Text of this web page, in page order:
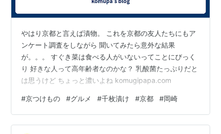
やはり京都と言えば漬物。 これを京都の友人たちにもア
ンケート調査をしながら 聞いてみたら意外な結果
が。。。 すぐき菜は食べる人がいないってことにびっく
り 好きな人って高年齢者なのかな？ 乳酸菌たっぷりだと
は思うけど ちょっと濃いよね komugipapa.com
#京つけもの #グルメ #千枚漬け #京都 #岡崎